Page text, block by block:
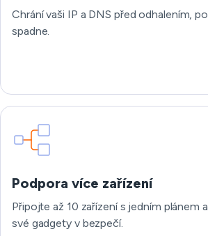
Chrání vaši IP a DNS před odhalením,
spadne.
Podpora více zařízení
Připojte až 10 zařízení s jedním plánem
své gadgety v bezpečí.